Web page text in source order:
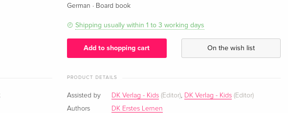
German · Board book
Shipping usually within 1 to 3 working days
Add to shopping cart On the wish list
PRODUCT DETAILS
Assisted by DK Verlag - Kids (Editor), DK Verlag - Kids (Editor)
Authors
DK Erstes Lernen